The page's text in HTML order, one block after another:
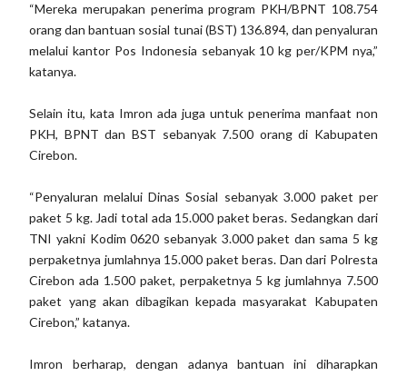
“Mereka merupakan penerima program PKH/BPNT 108.754
orang dan bantuan sosial tunai (BST) 136.894, dan penyaluran
melalui kantor Pos Indonesia sebanyak 10 kg per/KPM nya,”
katanya.
Selain itu, kata Imron ada juga untuk penerima manfaat non
PKH, BPNT dan BST sebanyak 7.500 orang di Kabupaten
Cirebon.
“Penyaluran melalui Dinas Sosial sebanyak 3.000 paket per
paket 5 kg. Jadi total ada 15.000 paket beras. Sedangkan dari
TNI yakni Kodim 0620 sebanyak 3.000 paket dan sama 5 kg
perpaketnya jumlahnya 15.000 paket beras. Dan dari Polresta
Cirebon ada 1.500 paket, perpaketnya 5 kg jumlahnya 7.500
paket yang akan dibagikan kepada masyarakat Kabupaten
Cirebon,” katanya.
Imron berharap, dengan adanya bantuan ini diharapkan